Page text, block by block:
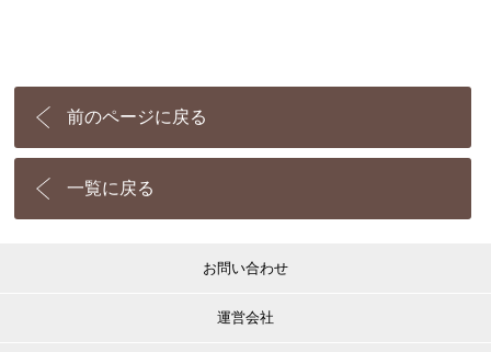
前のページに戻る
一覧に戻る
お問い合わせ
運営会社